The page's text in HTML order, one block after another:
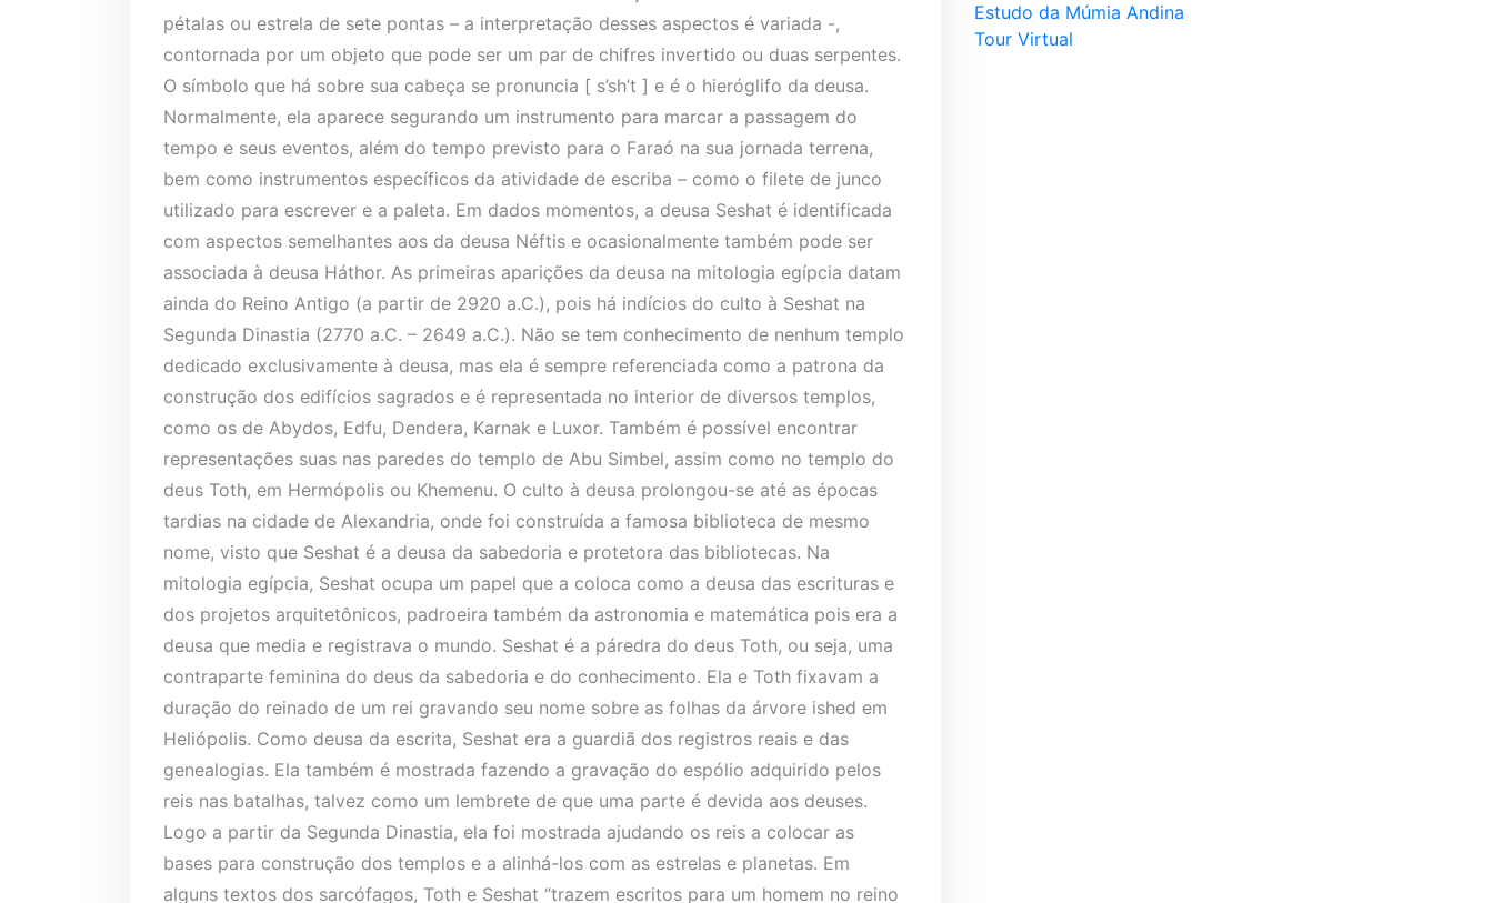
pétalas ou estrela de sete pontas – a interpretação desses aspectos é variada -,
contornada por um objeto que pode ser um par de chifres invertido ou duas serpentes.
O símbolo que há sobre sua cabeça se pronuncia [ s’sh’t ] e é o hieróglifo da deusa.
Normalmente, ela aparece segurando um instrumento para marcar a passagem do
tempo e seus eventos, além do tempo previsto para o Faraó na sua jornada terrena,
bem como instrumentos específicos da atividade de escriba – como o filete de junco
utilizado para escrever e a paleta. Em dados momentos, a deusa Seshat é identificada
com aspectos semelhantes aos da deusa Néftis e ocasionalmente também pode ser
associada à deusa Háthor. As primeiras aparições da deusa na mitologia egípcia datam
ainda do Reino Antigo (a partir de 2920 a.C.), pois há indícios do culto à Seshat na
Segunda Dinastia (2770 a.C. – 2649 a.C.). Não se tem conhecimento de nenhum templo
dedicado exclusivamente à deusa, mas ela é sempre referenciada como a patrona da
construção dos edifícios sagrados e é representada no interior de diversos templos,
como os de Abydos, Edfu, Dendera, Karnak e Luxor. Também é possível encontrar
representações suas nas paredes do templo de Abu Simbel, assim como no templo do
deus Toth, em Hermópolis ou Khemenu. O culto à deusa prolongou-se até as épocas
tardias na cidade de Alexandria, onde foi construída a famosa biblioteca de mesmo
nome, visto que Seshat é a deusa da sabedoria e protetora das bibliotecas. Na
mitologia egípcia, Seshat ocupa um papel que a coloca como a deusa das escrituras e
dos projetos arquitetônicos, padroeira também da astronomia e matemática pois era a
deusa que media e registrava o mundo. Seshat é a páredra do deus Toth, ou seja, uma
contraparte feminina do deus da sabedoria e do conhecimento. Ela e Toth fixavam a
duração do reinado de um rei gravando seu nome sobre as folhas da árvore ished em
Heliópolis. Como deusa da escrita, Seshat era a guardiã dos registros reais e das
genealogias. Ela também é mostrada fazendo a gravação do espólio adquirido pelos
reis nas batalhas, talvez como um lembrete de que uma parte é devida aos deuses.
Logo a partir da Segunda Dinastia, ela foi mostrada ajudando os reis a colocar as
bases para construção dos templos e a alinhá-los com as estrelas e planetas. Em
alguns textos dos sarcófagos, Toth e Seshat “trazem escritos para um homem no reino
Estudo da Múmia Andina
Tour Virtual